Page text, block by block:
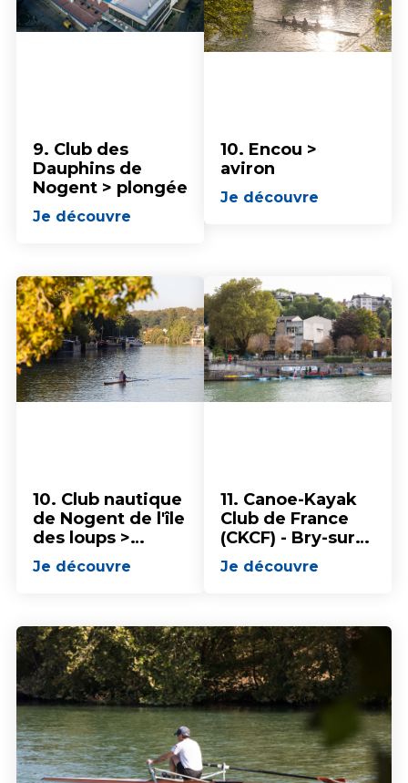
9. Club des
Dauphins de
Nogent > plongée
Je découvre
10. Encou >
aviron
Je découvre
10. Club nautique
de Nogent de l'île
des loups >
aviron
Je découvre
11. Canoe-Kayak
Club de France
(CKCF) - Bry-sur-
Marne
Je découvre